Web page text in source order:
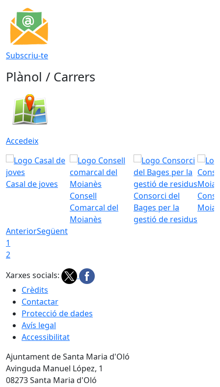
Subscriu-te
Plànol / Carrers
Accedeix
Casal de joves
Consell
Comarcal del
Moianès
Consorci del
Bages per la
gestió de residus
AnteriorSegüent
1
2
Xarxes socials:
Crèdits
Contactar
Protecció de dades
Avís legal
Accessibilitat
Ajuntament de Santa Maria d'Oló
Avinguda Manuel López, 1
08273 Santa Maria d'Oló